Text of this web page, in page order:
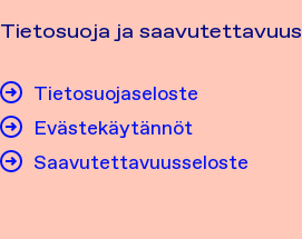
Tietosuoja ja saavutettavuus
Tietosuojaseloste
Evästekäytännöt
Saavutettavuusseloste